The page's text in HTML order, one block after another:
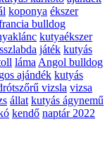
koponya ékszer
bulldog
kutyaékszer
játék kutyás
láma Angol bulldog
ajándék kutyás
vizsla vizsa
állat kutyás ágynemű
kendő naptár 2022